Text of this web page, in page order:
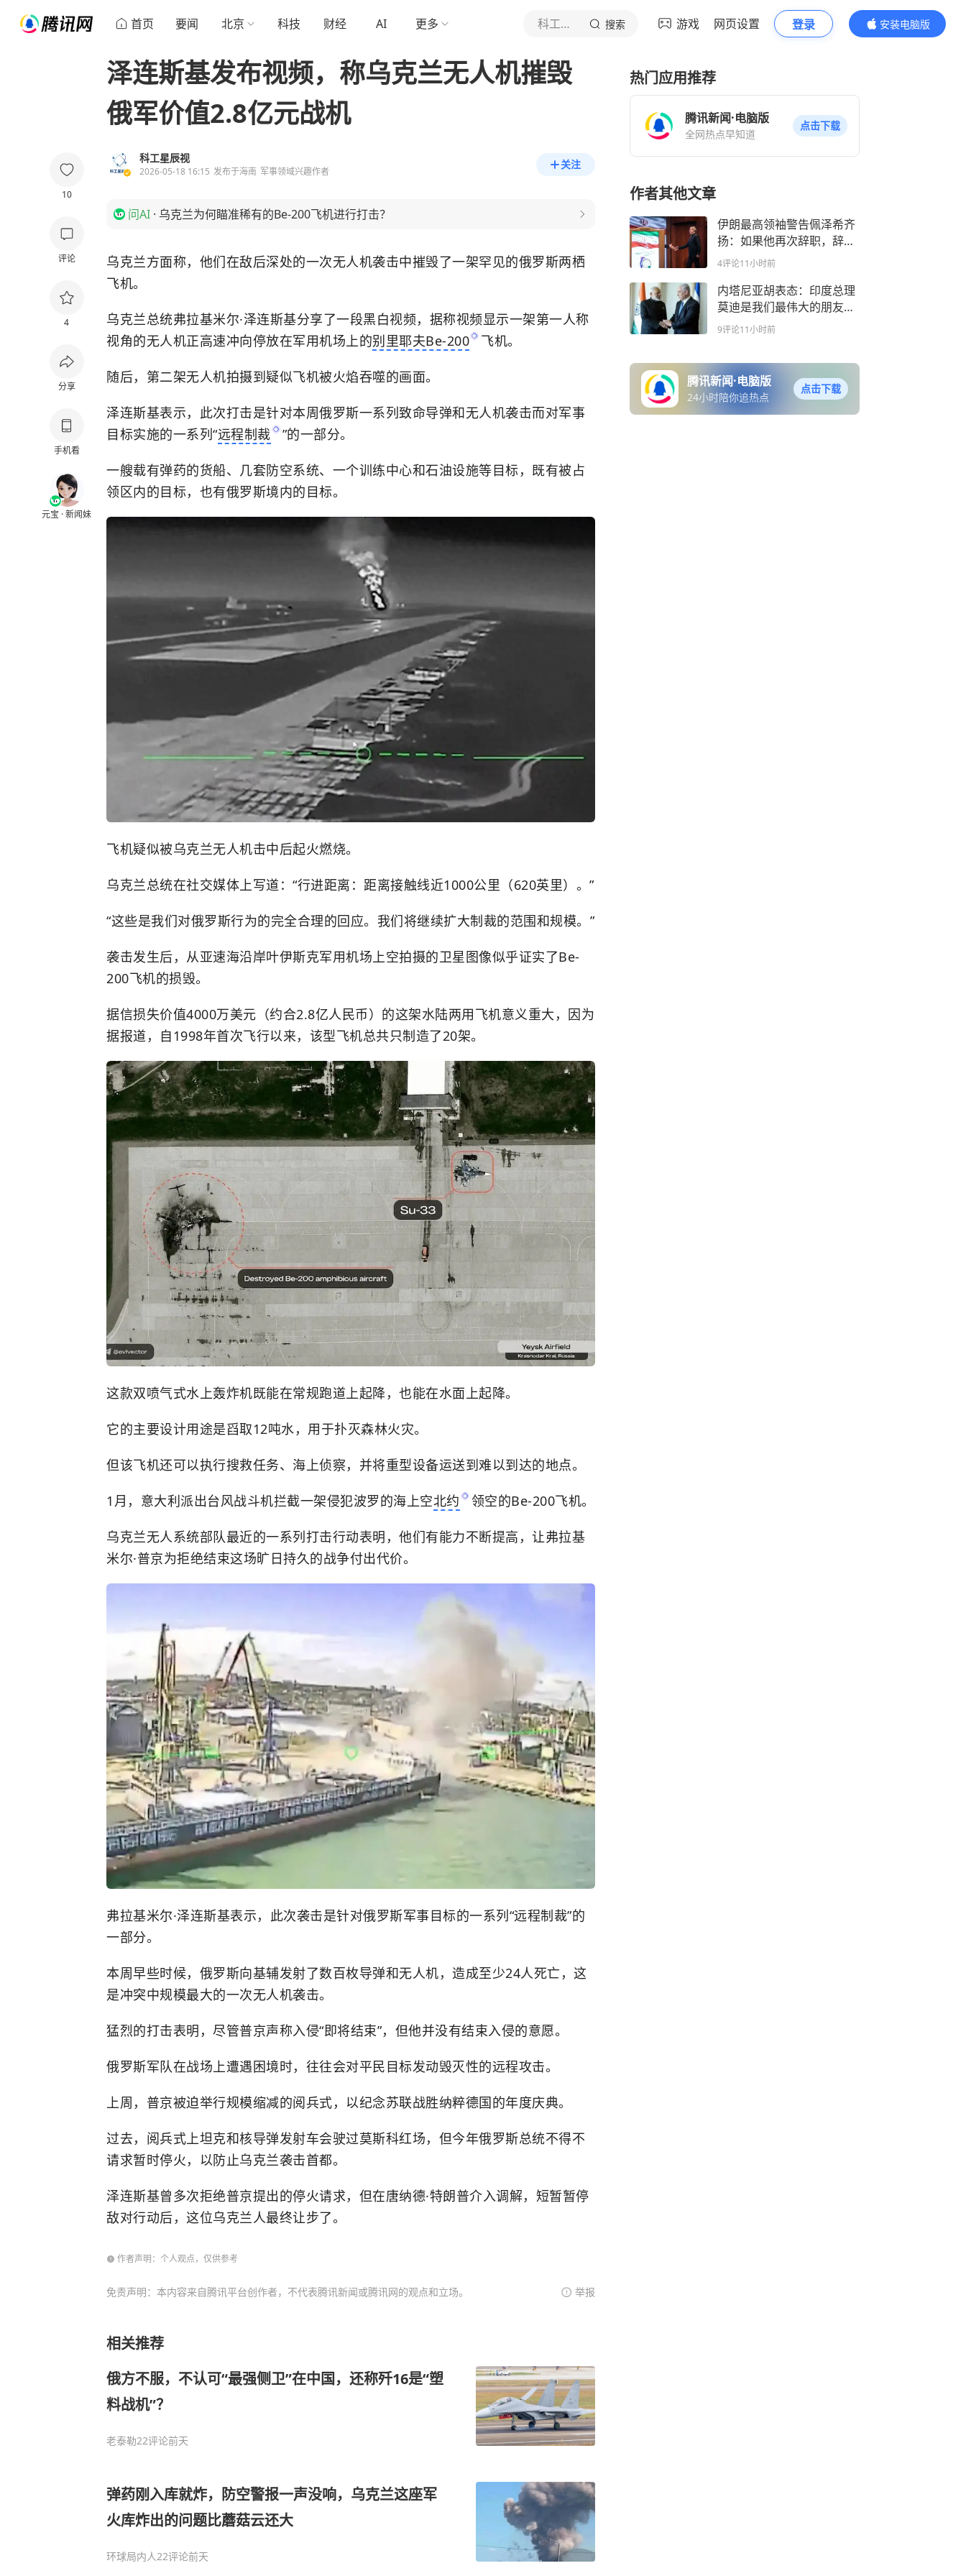
首页 要闻 北京 科技 财经 AI 更多 科工星辰视 搜索 游戏 网页设置 登录
安装电脑版
内容更精彩
10
评论
4
分享
手机看
元宝 · 新闻妹
泽连斯基发布视频，称乌克兰无人机摧毁
俄军价值2.8亿元战机
科工星辰视
2026-05-18 16:15 发布于海南 军事领域兴趣作者
关注
问AI · 乌克兰为何瞄准稀有的Be-200飞机进行打击？
乌克兰方面称，他们在敌后深处的一次无人机袭击中摧毁了一架罕见的俄罗斯两栖
飞机。
乌克兰总统弗拉基米尔·泽连斯基分享了一段黑白视频，据称视频显示一架第一人称
视角的无人机正高速冲向停放在军用机场上的别里耶夫Be-200 飞机。
随后，第二架无人机拍摄到疑似飞机被火焰吞噬的画面。
泽连斯基表示，此次打击是针对本周俄罗斯一系列致命导弹和无人机袭击而对军事
目标实施的一系列“远程制裁 ”的一部分。
一艘载有弹药的货船、几套防空系统、一个训练中心和石油设施等目标，既有被占
领区内的目标，也有俄罗斯境内的目标。
飞机疑似被乌克兰无人机击中后起火燃烧。
乌克兰总统在社交媒体上写道：“行进距离：距离接触线近1000公里（620英里）。”
“这些是我们对俄罗斯行为的完全合理的回应。我们将继续扩大制裁的范围和规模。”
袭击发生后，从亚速海沿岸叶伊斯克军用机场上空拍摄的卫星图像似乎证实了Be-
200飞机的损毁。
据信损失价值4000万美元（约合2.8亿人民币）的这架水陆两用飞机意义重大，因为
据报道，自1998年首次飞行以来，该型飞机总共只制造了20架。
这款双喷气式水上轰炸机既能在常规跑道上起降，也能在水面上起降。
它的主要设计用途是舀取12吨水，用于扑灭森林火灾。
但该飞机还可以执行搜救任务、海上侦察，并将重型设备运送到难以到达的地点。
1月，意大利派出台风战斗机拦截一架侵犯波罗的海上空北约 领空的Be-200飞机。
乌克兰无人系统部队最近的一系列打击行动表明，他们有能力不断提高，让弗拉基
米尔·普京为拒绝结束这场旷日持久的战争付出代价。
弗拉基米尔·泽连斯基表示，此次袭击是针对俄罗斯军事目标的一系列“远程制裁”的
一部分。
本周早些时候，俄罗斯向基辅发射了数百枚导弹和无人机，造成至少24人死亡，这
是冲突中规模最大的一次无人机袭击。
猛烈的打击表明，尽管普京声称入侵“即将结束”，但他并没有结束入侵的意愿。
俄罗斯军队在战场上遭遇困境时，往往会对平民目标发动毁灭性的远程攻击。
上周，普京被迫举行规模缩减的阅兵式，以纪念苏联战胜纳粹德国的年度庆典。
过去，阅兵式上坦克和核导弹发射车会驶过莫斯科红场，但今年俄罗斯总统不得不
请求暂时停火，以防止乌克兰袭击首都。
泽连斯基曾多次拒绝普京提出的停火请求，但在唐纳德·特朗普介入调解，短暂暂停
敌对行动后，这位乌克兰人最终让步了。
作者声明：个人观点，仅供参考
免责声明：本内容来自腾讯平台创作者，不代表腾讯新闻或腾讯网的观点和立场。 举报
相关推荐
俄方不服，不认可“最强侧卫”在中国，还称歼16是“塑
料战机”？
老泰勒22评论前天
弹药刚入库就炸，防空警报一声没响，乌克兰这座军
火库炸出的问题比蘑菇云还大
环球局内人22评论前天
热门应用推荐
腾讯新闻·电脑版
全网热点早知道
点击下载
作者其他文章
伊朗最高领袖警告佩泽希齐
扬：如果他再次辞职，辞职
申请将被接受
4评论11小时前
内塔尼亚胡表态：印度总理
莫迪是我们最伟大的朋友之
一
9评论11小时前
腾讯新闻·电脑版
24小时陪你追热点
点击下载